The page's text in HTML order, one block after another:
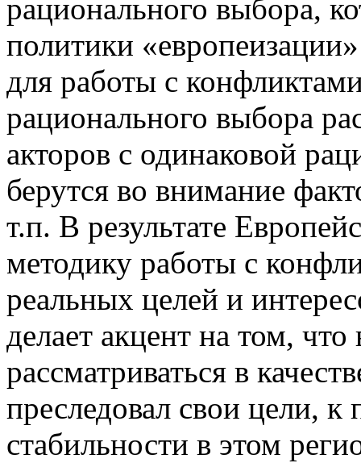
рационального выбора,
политики
для работы с
рационального выбора
акторов с одинаковой
берутся во внимание
т.п. В результате
методику работы с
реальных целей и
делает акцент на том,
рассматриваться в
преследовал свои цели, к
стабильности в этом